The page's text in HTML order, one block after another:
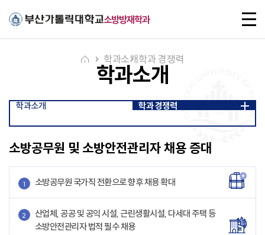
소방방재학과
전
체
메
학과소개
학과소개학과 경쟁력
학과소개 학과 경쟁력
소방공무원 및 소방안전관리자 채용 증대
1 소방공무원 국가직 전환으로 향후 채용 확대
2
산업체, 공공 및 공익 시설, 근린생활시설, 다세대 주택 등
소방안전관리자 법적 필수 채용